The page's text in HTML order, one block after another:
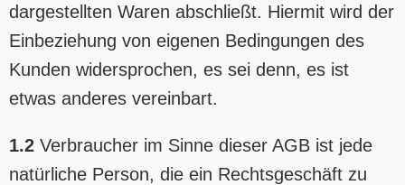
dargestellten Waren abschließt. Hiermit wird der
Einbeziehung von eigenen Bedingungen des
Kunden widersprochen, es sei denn, es ist
etwas anderes vereinbart.
1.2 Verbraucher im Sinne dieser AGB ist jede
natürliche Person, die ein Rechtsgeschäft zu